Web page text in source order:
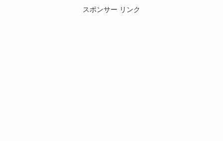
スポンサー リンク